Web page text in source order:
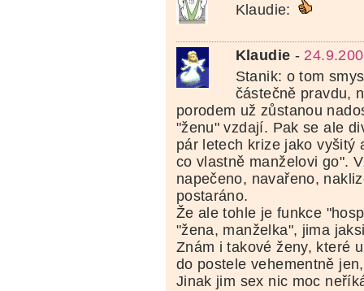
Klaudie:
Klaudie -
Stanik: o tom
částečně pravdu,
porodem už zůstanou
"ženu" vzdají. Pak se ale
pár letech krize jako vyšitý
co vlastně manželovi go".
napečeno, navařeno,
postaráno.
Že ale tohle je funkce
"žena, manželka", jima
Znám i takové ženy, které
do postele vehementně
Jinak jim sex nic moc